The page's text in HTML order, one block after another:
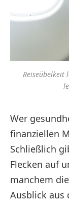
Reiseübelkeit
Wer
finanziellen
Schließlich
Flecken auf
manchem
Ausblick aus